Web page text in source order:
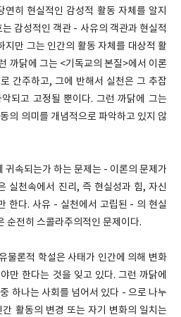
히 현실적인 감성적 활동 자체를 알지
감성적인 객관 - 사유의 객관과 현실적
지만 그는 인간의 활동 자체를 대상적 활
까닭에 그는 <기독교의 본질>에서 이론
간주하고, 그에 반해서 실천은 그 추잡
되고 고정될 뿐이다. 그런 까닭에 그는
의 의미를 개념적으로 파악하고 있지 않
귀속되는가 하는 문제는 - 이론의 문제가
실천속에서 진리, 즉 현실성과 힘, 자신
한다. 사유 - 실천에서 고립된 - 의 현실
순전히 스콜라주의적인 문제이다.
물론적 학설은 사태가 인간에 의해 변화
만 한다는 것을 잊고 있다. 그런 까닭에
하나는 사회를 넘어서 있다 - 으로 나누
활동의 변경 또는 자기 변화의 일치는